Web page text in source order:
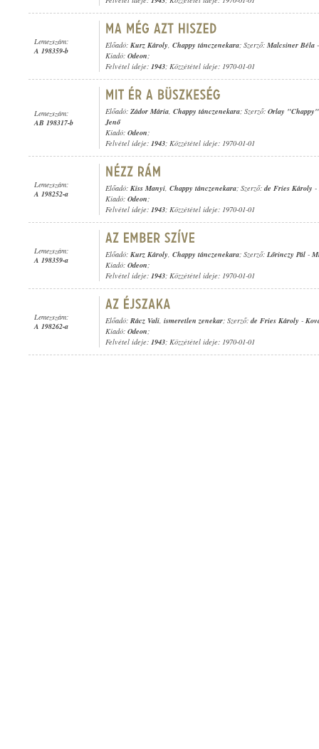
Lemezszám:
A 198359-b
Előadó: Kurz Károly, Chappy tánczenekara; Szerző: Malcsiner Béla
Kiadó: Odeon;
Felvétel ideje: 1943; Közzététel ideje: 1970-01-01
Lemezszám:
AB 198317-b
Előadó: Zádor Mária, Chappy tánczenekara; Szerző: Orlay
Jenő
Kiadó: Odeon;
Felvétel ideje: 1943; Közzététel ideje: 1970-01-01
Lemezszám:
A 198252-a
Előadó: Kiss Manyi, Chappy tánczenekara; Szerző:de Fries Károly -
Kiadó: Odeon;
Felvétel ideje: 1943; Közzététel ideje: 1970-01-01
Lemezszám:
A 198359-a
Előadó: Kurz Károly, Chappy tánczenekara; Szerző: Lőrinczy Pál -
Kiadó: Odeon;
Felvétel ideje: 1943; Közzététel ideje: 1970-01-01
Lemezszám:
A 198262-a
Előadó: Rácz Vali, ismeretlen zenekar; Szerző:de Fries Károly -
Kiadó: Odeon;
Felvétel ideje: 1943; Közzététel ideje: 1970-01-01